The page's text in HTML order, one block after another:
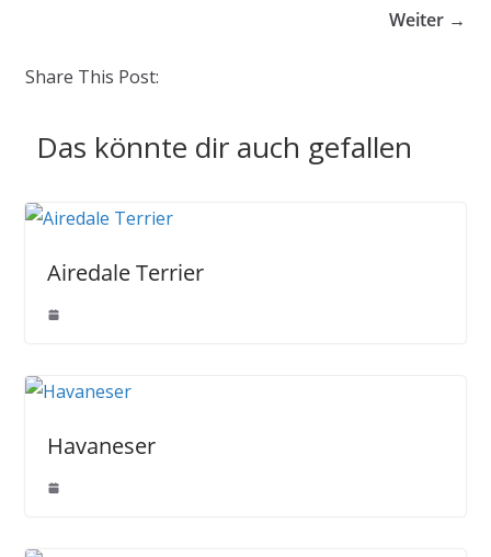
Weiter →
Share This Post:
Das könnte dir auch gefallen
Airedale Terrier
Havaneser